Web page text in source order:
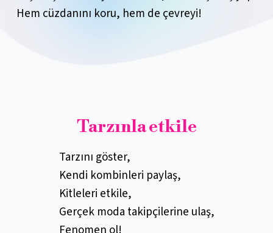
Hem cüzdanını koru, hem de çevreyi!
Tarzınla etkile
Tarzını göster,
Kendi kombinleri paylaş,
Kitleleri etkile,
Gerçek moda takipçilerine ulaş,